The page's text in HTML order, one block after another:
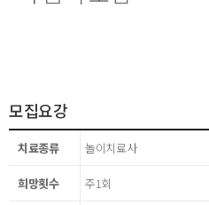
모집요강
치료종류 놀이치료사
희망횟수 주1회